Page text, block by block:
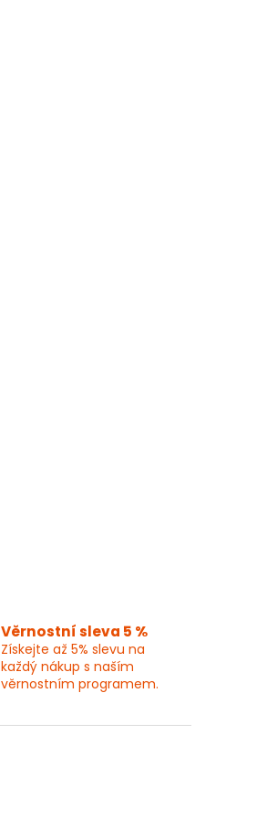
Věrnostní sleva 5 %
Získejte až 5% slevu na
každý nákup s naším
věrnostním programem.